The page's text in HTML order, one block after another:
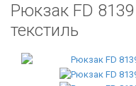
Рюкзак FD
текстиль